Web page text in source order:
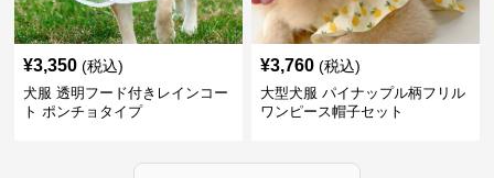
¥3,350 (税込)
犬服 透明フード付きレインコー
ト ポンチョタイプ
¥3,760 (税込)
大型犬服 パイナップル柄フリル
ワンピース帽子セット